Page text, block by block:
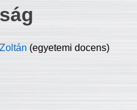
(egyetemi docens)